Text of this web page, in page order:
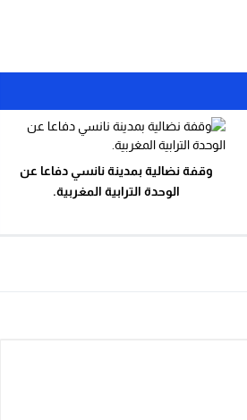
وقفة نضالية بمدينة نانسي دفاعا عن
الوحدة الترابية المغربية.